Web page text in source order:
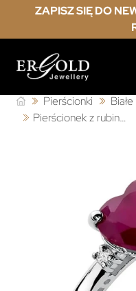
ZAPISZ SIĘ DO
Pierścionki
Pierścionek z rubinem białe złoto 1,70ct